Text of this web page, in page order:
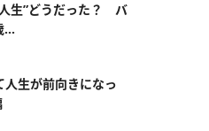
人生”どうだった？ バ
...
人生が前向きになっ